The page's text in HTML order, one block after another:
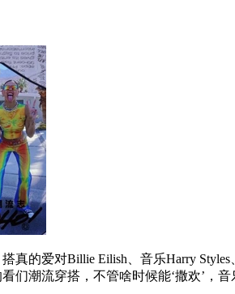
的爱对Billie Eilish、音乐Harry
潮流穿搭，不管啥时候能‘撒欢’，